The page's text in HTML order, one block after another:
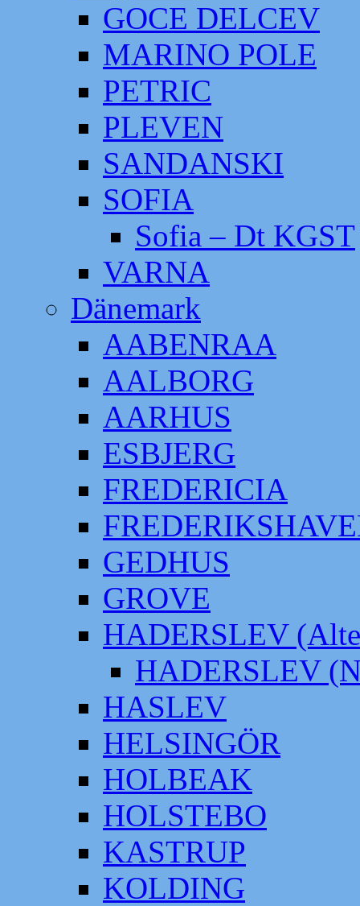
GOCE DELCEV
MARINO POLE
PETRIC
PLEVEN
SANDANSKI
SOFIA
Sofia – Dt KGST
VARNA
Dänemark
AABENRAA
AALBORG
AARHUS
ESBJERG
FREDERICIA
GEDHUS
GROVE
HADERSLEV
HADERSLEV
HASLEV
HELSINGÖR
HOLBEAK
HOLSTEBO
KASTRUP
KOLDING